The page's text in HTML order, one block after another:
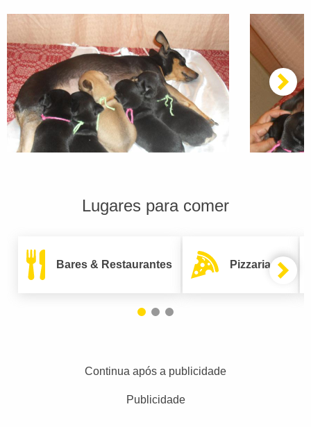
Lugares para comer
Bares & Restaurantes Pizzarias
Continua após a publicidade
Publicidade